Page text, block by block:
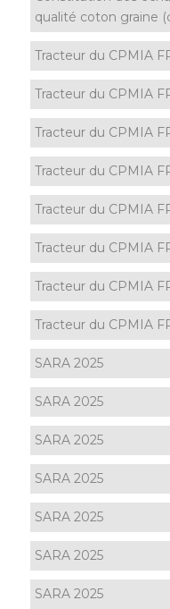
qualité coton graine
Tracteur du CPMIA
Tracteur du CPMIA
Tracteur du CPMIA
Tracteur du CPMIA
Tracteur du CPMIA
Tracteur du CPMIA
Tracteur du CPMIA
Tracteur du CPMIA
SARA 2025
SARA 2025
SARA 2025
SARA 2025
SARA 2025
SARA 2025
SARA 2025